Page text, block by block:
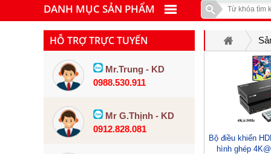
DANH MỤC SẢN PHẨM
HỖ TRỢ TRỰC TUYẾN
Mr.Trung - KD
0988.530.911
Mr G.Thịnh - KD
0912.828.081
Bộ điều khiển
hình ghép